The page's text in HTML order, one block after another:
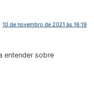
10 de novembro de 2021 às 16:19
entender sobre